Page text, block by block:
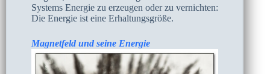
Systems Energie zu erzeugen oder zu vernichten:
Die Energie ist eine Erhaltungsgröße.
Magnetfeld und seine Energie